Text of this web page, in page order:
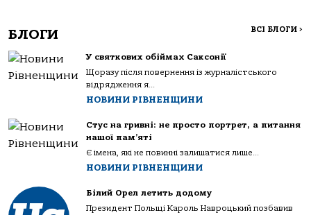
БЛОГИ ВСІ БЛОГИ >
У святкових обіймах Саксонії
Щоразу після повернення із журналістського
відрядження я...
НОВИНИ РІВНЕНЩИНИ
Стус на гривні: не просто портрет, а питання
нашої пам’яті
Є імена, які не повинні залишатися лише...
НОВИНИ РІВНЕНЩИНИ
Білий Орел летить додому
Президент Польщі Кароль Навроцький позбавив